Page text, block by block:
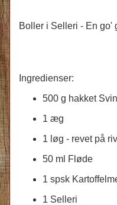
Boller i Selleri - En go'
Ingredienser:
500 g hakket
1 æg
1 løg - revet på
50 ml Fløde
1 spsk
1 Selleri